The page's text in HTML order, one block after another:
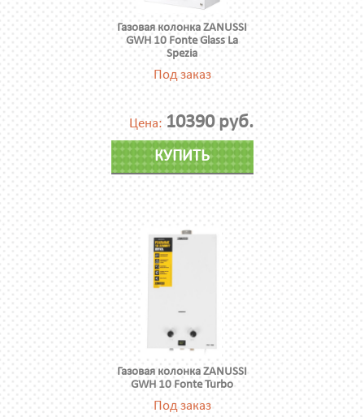
Газовая колонка ZANUSSI
GWH 10 Fonte Glass La
Spezia
Под заказ
Цена: 10390 руб.
КУПИТЬ
Газовая колонка ZANUSSI
GWH 10 Fonte Turbo
Под заказ